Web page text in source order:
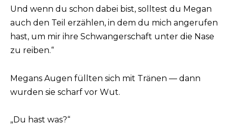
Und wenn du schon dabei bist, solltest du Megan
auch den Teil erzählen, in dem du mich angerufen
hast, um mir ihre Schwangerschaft unter die Nase
zu reiben.“
Megans Augen füllten sich mit Tränen — dann
wurden sie scharf vor Wut.
„Du hast was?“